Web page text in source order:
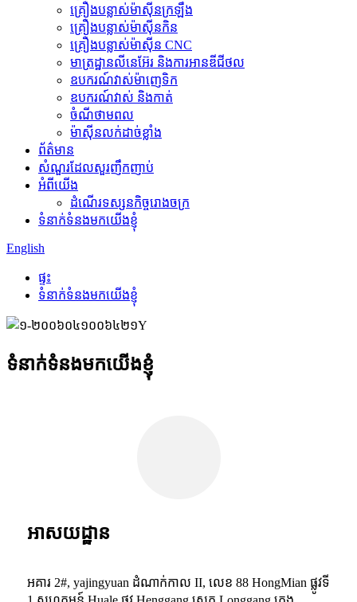
គ្រឿងបន្លាស់ម៉ាស៊ីនក្រឡឹង
គ្រឿងបន្លាស់ម៉ាស៊ីនកិន
គ្រឿងបន្លាស់ម៉ាស៊ីន CNC
មាត្រដ្ឋានលីនេអ៊ែរ និងការអានឌីជីថល
ឧបករណ៍វាស់ម៉ាញេទិក
ឧបករណ៍វាស់ និងកាត់
ចំណីថាមពល
ម៉ាស៊ីនលក់ដាច់ខ្លាំង
ព័ត៌មាន
សំណួរដែលសួរញឹកញាប់
អំពីយើង
ដំណើរទស្សនកិច្ចរោងចក្រ
ទំនាក់ទំនងមកយើងខ្ញុំ
English
ផ្ទះ
ទំនាក់ទំនងមកយើងខ្ញុំ
ទំនាក់ទំនងមកយើងខ្ញុំ
អាសយដ្ឋាន
អគារ 2#, yajingyuan ដំណាក់កាល II, លេខ 88 HongMian ផ្លូវទី